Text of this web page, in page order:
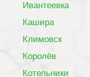
Ивантеевка
Кашира
Климовск
Королёв
Котельники